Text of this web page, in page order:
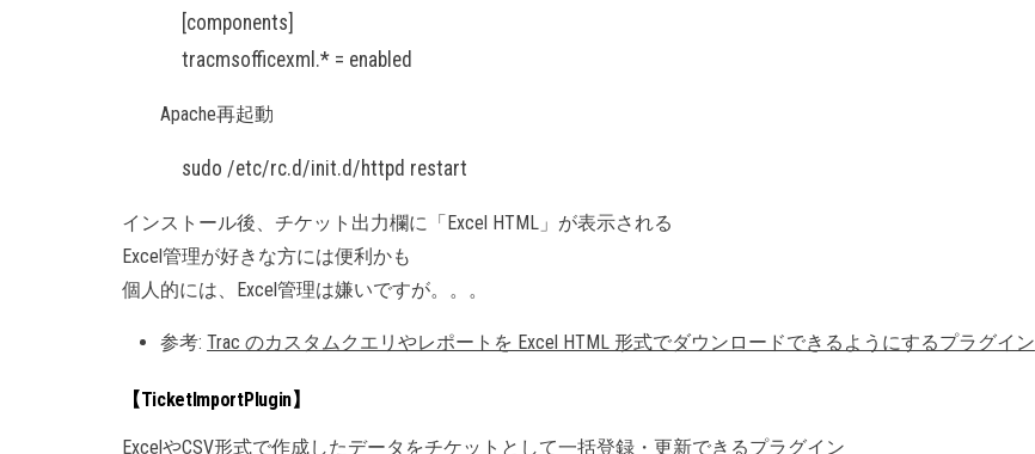
[components]
tracmsofficexml.* = enabled
Apache再起動
sudo /etc/rc.d/init.d/httpd restart
インストール後、チケット出力欄に「Excel HTML」が表示される
Excel管理が好きな方には便利かも
個人的には、Excel管理は嫌いですが。。。
参考: Trac のカスタムクエリやレポートを Excel HTML 形式でダウンロードできるようにするプラグイン
【TicketImportPlugin】
ExcelやCSV形式で作成したデータをチケットとして一括登録・更新できるプラグイン